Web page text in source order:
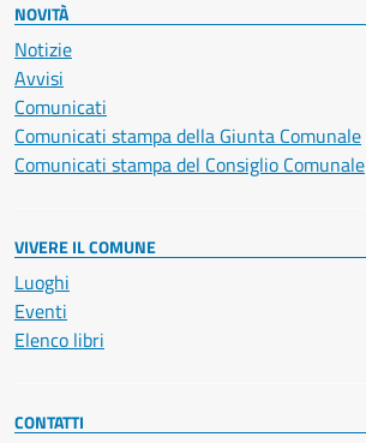
NOVITÀ
Notizie
Avvisi
Comunicati
Comunicati stampa della Giunta Comunale
Comunicati stampa del Consiglio Comunale
VIVERE IL COMUNE
Luoghi
Eventi
Elenco libri
CONTATTI